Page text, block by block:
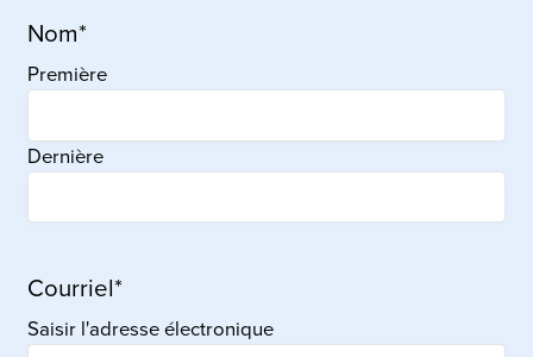
Nom*
Première
Dernière
Courriel*
Saisir l'adresse électronique